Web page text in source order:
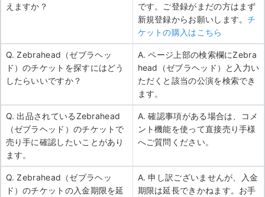
えますか？
です。ご登録がまだの方はまず
新規登録からお願いします。チ
ケットの購入はこちら
Q. Zebrahead（ゼブラヘッ
ド）のチケットを探すにはどう
したらいいですか？
A. ページ上部の検索欄にZebra
head（ゼブラヘッド）と入力い
ただくと該当の公演を検索でき
ます。
Q. 出品されているZebrahead
（ゼブラヘッド）のチケットで
売り手に確認したいことがあり
ます。
A. 確認事項がある場合は、コメ
ント機能を使って直接売り手様
へご質問ください。
Q. Zebrahead（ゼブラヘッ
ド）のチケットの入金期限を延
A. 申し訳ございませんが、入金
期限は延長できかねます。お手